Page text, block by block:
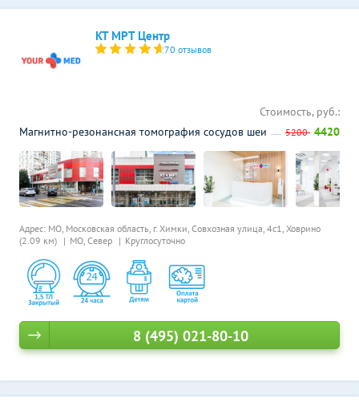
КТ МРТ Центр
70 отзывов
Адрес: МО, Московская область, г. Химки, Совхозная улица, 4с1, Ховрино
(2.09 км)
МО, Север Круглосуточно
Стоимость, руб.:
Магнитно-резонансная томография сосудов шеи
5200 4420
8 (495) 021-80-10